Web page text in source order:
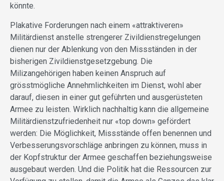
könnte.
Plakative Forderungen nach einem «attraktiveren»
Militärdienst anstelle strengerer Zivildienstregelungen
dienen nur der Ablenkung von den Missständen in der
bisherigen Zivildienstgesetzgebung. Die
Milizangehörigen haben keinen Anspruch auf
grösstmögliche Annehmlichkeiten im Dienst, wohl aber
darauf, diesen in einer gut geführten und ausgerüsteten
Armee zu leisten. Wirklich nachhaltig kann die allgemeine
Militärdienstzufriedenheit nur «top down» gefördert
werden: Die Möglichkeit, Missstände offen benennen und
Verbesserungsvorschläge anbringen zu können, muss in
der Kopfstruktur der Armee geschaffen beziehungsweise
ausgebaut werden. Und die Politik hat die Ressourcen zur